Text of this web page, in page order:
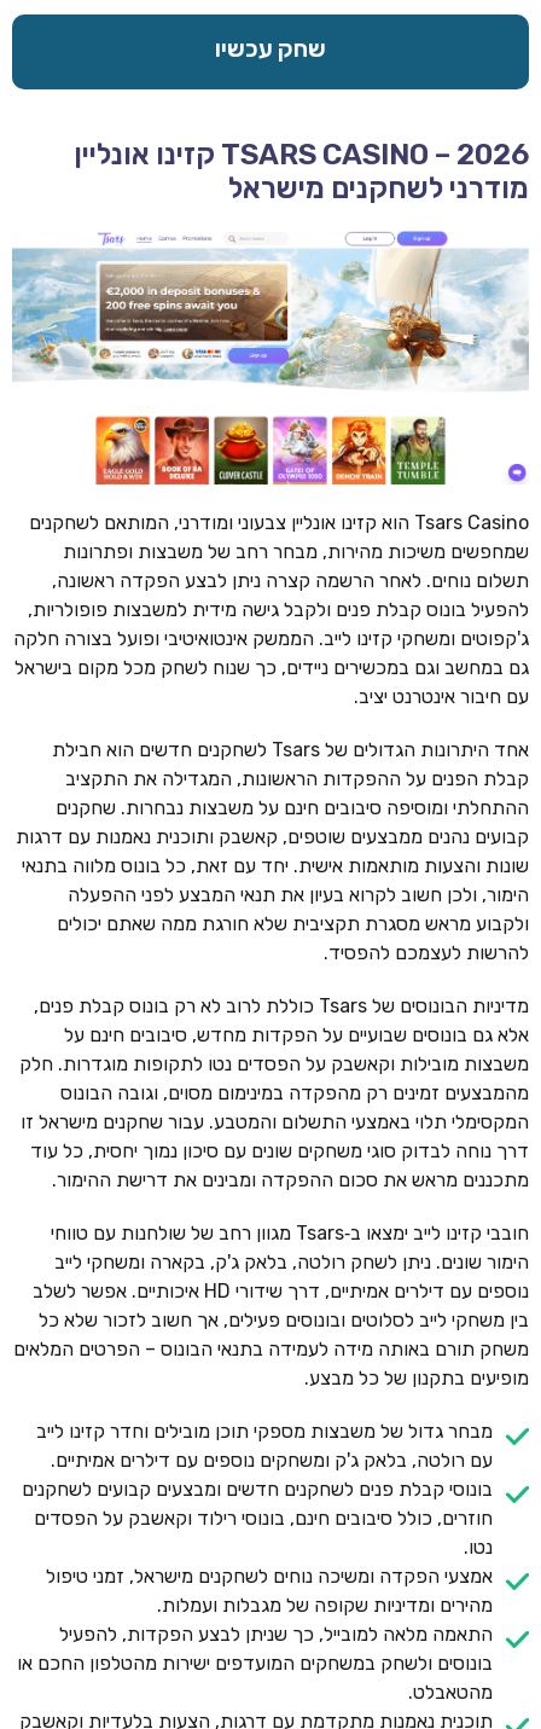
שחק עכשיו
TSARS CASINO – 2026 קזינו אונליין
מודרני לשחקנים מישראל
Tsars Casino הוא קזינו אונליין צבעוני ומודרני, המותאם לשחקנים
שמחפשים משיכות מהירות, מבחר רחב של משבצות ופתרונות
תשלום נוחים. לאחר הרשמה קצרה ניתן לבצע הפקדה ראשונה,
להפעיל בונוס קבלת פנים ולקבל גישה מידית למשבצות פופולריות,
ג'קפוטים ומשחקי קזינו לייב. הממשק אינטואיטיבי ופועל בצורה חלקה
גם במחשב וגם במכשירים ניידים, כך שנוח לשחק מכל מקום בישראל
עם חיבור אינטרנט יציב.
אחד היתרונות הגדולים של Tsars לשחקנים חדשים הוא חבילת
קבלת הפנים על ההפקדות הראשונות, המגדילה את התקציב
ההתחלתי ומוסיפה סיבובים חינם על משבצות נבחרות. שחקנים
קבועים נהנים ממבצעים שוטפים, קאשבק ותוכנית נאמנות עם דרגות
שונות והצעות מותאמות אישית. יחד עם זאת, כל בונוס מלווה בתנאי
הימור, ולכן חשוב לקרוא בעיון את תנאי המבצע לפני ההפעלה
ולקבוע מראש מסגרת תקציבית שלא חורגת ממה שאתם יכולים
להרשות לעצמכם להפסיד.
מדיניות הבונוסים של Tsars כוללת לרוב לא רק בונוס קבלת פנים,
אלא גם בונוסים שבועיים על הפקדות מחדש, סיבובים חינם על
משבצות מובילות וקאשבק על הפסדים נטו לתקופות מוגדרות. חלק
מהמבצעים זמינים רק מהפקדה במינימום מסוים, וגובה הבונוס
המקסימלי תלוי באמצעי התשלום והמטבע. עבור שחקנים מישראל זו
דרך נוחה לבדוק סוגי משחקים שונים עם סיכון נמוך יחסית, כל עוד
מתכננים מראש את סכום ההפקדה ומבינים את דרישת ההימור.
חובבי קזינו לייב ימצאו ב‑Tsars מגוון רחב של שולחנות עם טווחי
הימור שונים. ניתן לשחק רולטה, בלאק ג'ק, בקארה ומשחקי לייב
נוספים עם דילרים אמיתיים, דרך שידורי HD איכותיים. אפשר לשלב
בין משחקי לייב לסלוטים ובונוסים פעילים, אך חשוב לזכור שלא כל
משחק תורם באותה מידה לעמידה בתנאי הבונוס – הפרטים המלאים
מופיעים בתקנון של כל מבצע.
מבחר גדול של משבצות מספקי תוכן מובילים וחדר קזינו לייב
עם רולטה, בלאק ג'ק ומשחקים נוספים עם דילרים אמיתיים.
בונוסי קבלת פנים לשחקנים חדשים ומבצעים קבועים לשחקנים
חוזרים, כולל סיבובים חינם, בונוסי רילוד וקאשבק על הפסדים
נטו.
אמצעי הפקדה ומשיכה נוחים לשחקנים מישראל, זמני טיפול
מהירים ומדיניות שקופה של מגבלות ועמלות.
התאמה מלאה למובייל, כך שניתן לבצע הפקדות, להפעיל
בונוסים ולשחק במשחקים המועדפים ישירות מהטלפון החכם או
מהטאבלט.
תוכנית נאמנות מתקדמת עם דרגות, הצעות בלעדיות וקאשבק